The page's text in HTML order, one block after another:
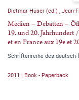
Dietmar Hüser (ed.) Jean-
Medien – Debatten –
19. und 20. Jahrhundert
et en France aux 19e et
Schriftenreihe des
2011 | Book - Paperback